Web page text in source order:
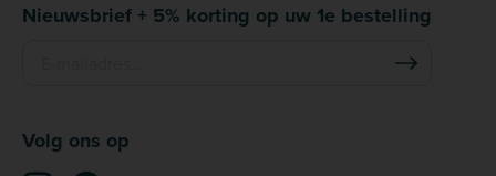
Nieuwsbrief + 5% korting op uw 1e bestelling
Volg ons op